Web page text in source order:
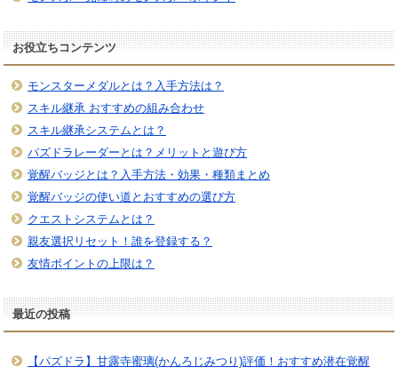
お役立ちコンテンツ
モンスターメダルとは？入手方法は？
スキル継承 おすすめの組み合わせ
スキル継承システムとは？
パズドラレーダーとは？メリットと遊び方
覚醒バッジとは？入手方法・効果・種類まとめ
覚醒バッジの使い道とおすすめの選び方
クエストシステムとは？
親友選択リセット！誰を登録する？
友情ポイントの上限は？
最近の投稿
【パズドラ】甘露寺蜜璃(かんろじみつり)評価！おすすめ潜在覚醒